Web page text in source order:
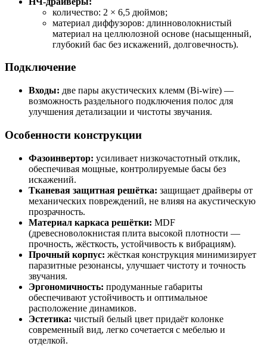
количество: 2 × 6,5 дюймов;
материал диффузоров: длинноволокнистый
материал на целлюлозной основе (насыщенный,
глубокий бас без искажений, долговечность).
Подключение
Входы: две пары акустических клемм (Bi‑wire) —
возможность раздельного подключения полос для
улучшения детализации и чистоты звучания.
Особенности конструкции
Фазоинвертор: усиливает низкочастотный отклик,
обеспечивая мощные, контролируемые басы без
искажений.
Тканевая защитная решётка: защищает драйверы от
механических повреждений, не влияя на акустическую
прозрачность.
Материал каркаса решётки: MDF
(древесноволокнистая плита высокой плотности —
прочность, жёсткость, устойчивость к вибрациям).
Прочный корпус: жёсткая конструкция минимизирует
паразитные резонансы, улучшает чистоту и точность
звучания.
Эргономичность: продуманные габариты
обеспечивают устойчивость и оптимальное
расположение динамиков.
Эстетика: чистый белый цвет придаёт колонке
современный вид, легко сочетается с мебелью и
отделкой.